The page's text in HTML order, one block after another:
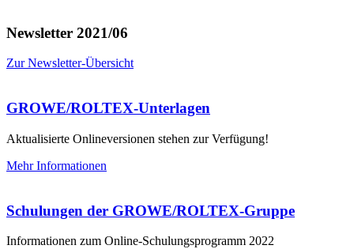
Newsletter 2021/06
Zur Newsletter-Übersicht
GROWE/ROLTEX-Unterlagen
Aktualisierte Onlineversionen stehen zur Verfügung!
Mehr Informationen
Schulungen der GROWE/ROLTEX-Gruppe
Informationen zum Online-Schulungsprogramm 2022